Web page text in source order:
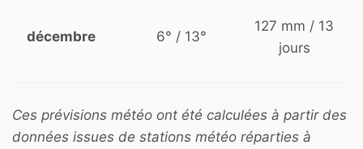
décembre 6° / 13°
127 mm / 13
jours
Ces prévisions météo ont été calculées à partir des
données issues de stations météo réparties à